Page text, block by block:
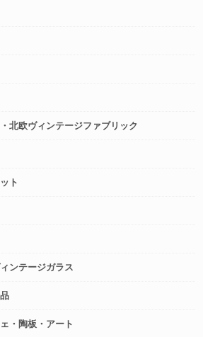
北欧ヴィンテージファブリック
ト
ンテージガラス
・陶板・アート